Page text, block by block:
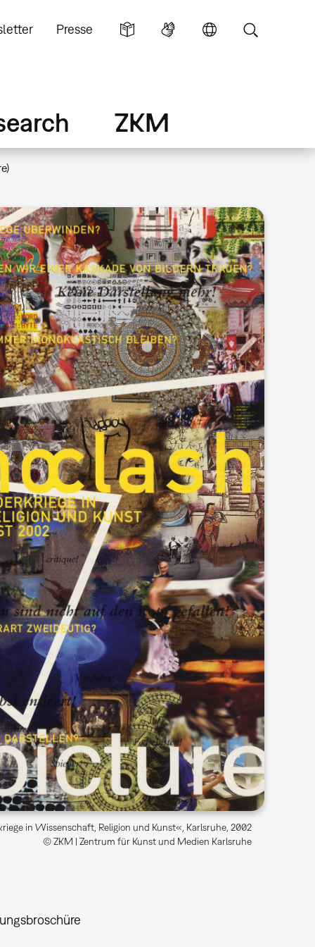
Presse
ZKM
in Wissenschaft, Religion und Kunst«, Karlsruhe, 2002
© ZKM | Zentrum für Kunst und Medien Karlsruhe